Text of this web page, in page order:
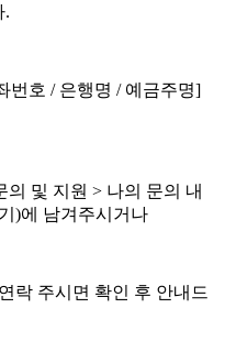
.
번호 / 은행명 / 예금주명]
의 및 지원 > 나의 문의 내
)에 남겨주시거나
락 주시면 확인 후 안내드